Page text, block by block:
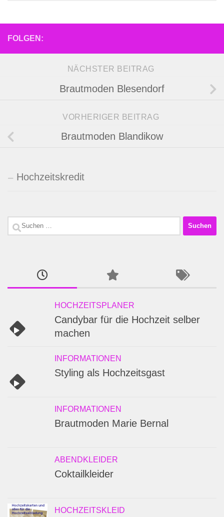
FOLGEN:
NÄCHSTER BEITRAG
Brautmoden Blesendorf
VORHERIGER BEITRAG
Brautmoden Blandikow
Hochzeitskredit
Suchen
HOCHZEITSPLANER
Candybar für die Hochzeit selber
machen
INFORMATIONEN
Styling als Hochzeitsgast
INFORMATIONEN
Brautmoden Marie Bernal
ABENDKLEIDER
Coktailkleider
HOCHZEITSKLEID